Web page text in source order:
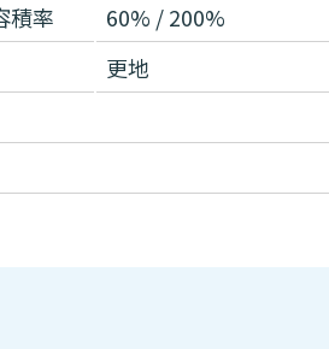
積率
60% / 200%
更地